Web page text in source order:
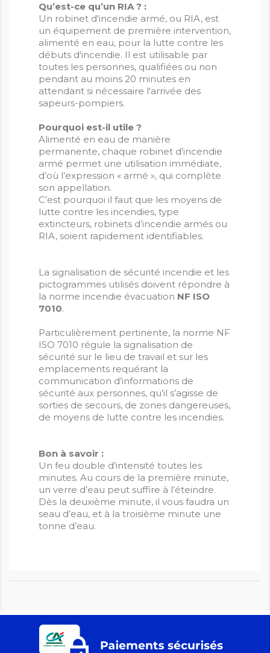
Qu’est-ce qu’un RIA ? :
Un robinet d'incendie armé, ou RIA, est
un équipement de première intervention,
alimenté en eau, pour la lutte contre les
débuts d'incendie. Il est utilisable par
toutes les personnes, qualifiées ou non
pendant au moins 20 minutes en
attendant si nécessaire l'arrivée des
sapeurs-pompiers.
Pourquoi est-il utile ?
Alimenté en eau de manière
permanente, chaque robinet d’incendie
armé permet une utilisation immédiate,
d’où l’expression « armé », qui complète
son appellation.
C’est pourquoi il faut que les moyens de
lutte contre les incendies, type
extincteurs, robinets d’incendie armés ou
RIA, soient rapidement identifiables.
La signalisation de sécurité incendie et les
pictogrammes utilisés doivent répondre à
la norme incendie évacuation NF ISO
7010.
Particulièrement pertinente, la norme NF
ISO 7010 régule la signalisation de
sécurité sur le lieu de travail et sur les
emplacements requérant la
communication d’informations de
sécurité aux personnes, qu’il s’agisse de
sorties de secours, de zones dangereuses,
de moyens de lutte contre les incendies.
Bon à savoir :
Un feu double d’intensité toutes les
minutes. Au cours de la première minute,
un verre d’eau peut suffire à l’éteindre.
Dès la deuxième minute, il vous faudra un
seau d’eau, et à la troisième minute une
tonne d’eau.